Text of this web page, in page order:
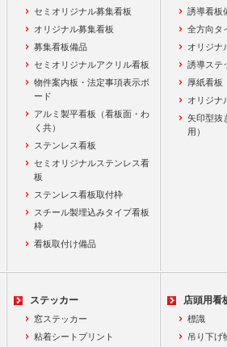
セミオリジナル募集看板
オリジナル募集看板
募集看板備品
セミオリジナルアクリル看板
物件案内板・法定事項表示ボ
ード
アルミ製平看板（看板面・わ
く共）
ステンレス看板
セミオリジナルステンレス看
板
ステンレス看板取付枠
スチール製埋込みタイプ看板
枠
看板取付け備品
誘導看板
全方向タ
オリジナ
誘導ステ
厚紙看板
オリジナ
矢印型抜
用）
ステッカー
窓ステッカー
粘着シートプリント
店頭用看
標識
吊り下げ